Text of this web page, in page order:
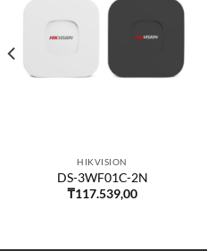
HIKVISION
DS-3WF01C-2N
₸117.539,00